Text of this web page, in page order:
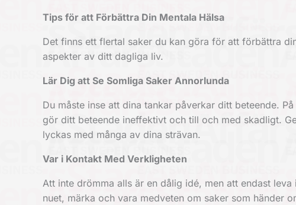
Tips för att Förbättra Din Mentala Hälsa
Det finns ett flertal saker du kan göra för att förbättra
aspekter av ditt dagliga liv.
Lär Dig att Se Somliga Saker Annorlunda
Du måste inse att dina tankar påverkar ditt beteende.
gör ditt beteende ineffektivt och till och med skadligt.
lyckas med många av dina strävan.
Var i Kontakt Med Verkligheten
Att inte drömma alls är en dålig idé, men att endast
nuet, märka och vara medveten om saker som händer